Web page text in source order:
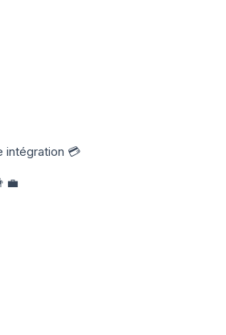
intégration 💳